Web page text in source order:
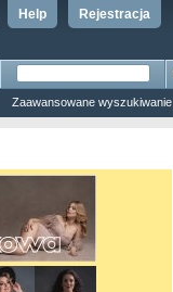
Rejestracja
Help
Zaawansowane wyszukiwanie